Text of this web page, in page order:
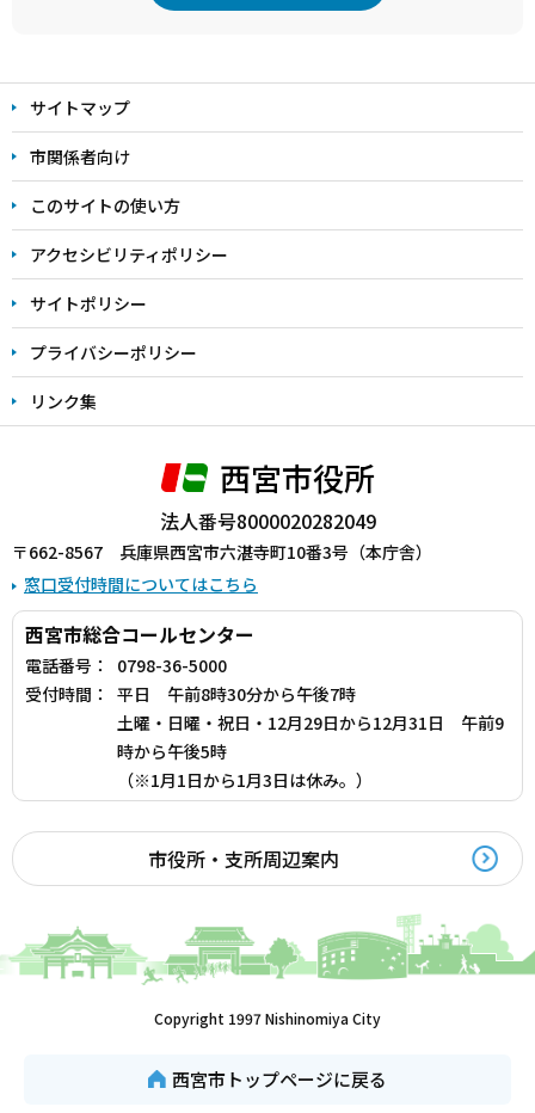
文
こ
こ
ま
で
サイトマップ
市関係者向け
このサイトの使い方
アクセシビリティポリシー
サイトポリシー
プライバシーポリシー
リンク集
西宮市役所
法人番号8000020282049
〒662-8567 兵庫県西宮市六湛寺町10番3号（本庁舎）
窓口受付時間についてはこちら
西宮市総合コールセンター
電話番号：
0798-36-5000
受付時間：
平日 午前8時30分から午後7時
土曜・日曜・祝日・12月29日から12月31日 午前9
時から午後5時
（※1月1日から1月3日は休み。）
市役所・支所周辺案内
Copyright 1997 Nishinomiya City
西宮市トップページに戻る